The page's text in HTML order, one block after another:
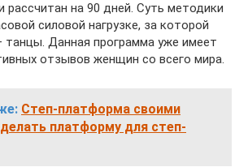
на 90 дней. Суть методики
силовой нагрузке, за которой
танцы. Данная программа уже имеет
отзывов женщин со всего мира.
Степ-платформа своими
платформу для степ-